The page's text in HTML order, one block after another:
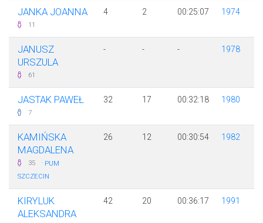
JANKA JOANNA
11
4 2 00:25:07 1974
JANUSZ
URSZULA
61
- - - 1978
JASTAK PAWEŁ
7
32 17 00:32:18 1980
KAMIŃSKA
MAGDALENA
35 · PUM
SZCZECIN
26 12 00:30:54 1982
KIRYLUK
ALEKSANDRA
42 20 00:36:17 1991